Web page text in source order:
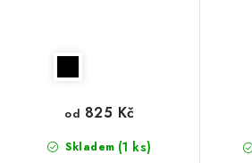
Skladem (1 ks)
od 825 Kč